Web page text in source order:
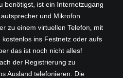
benötigst, ist ein Internetzugang
und Mikrofon.
zu einem virtuellen Telefon, mit
ins Festnetz oder aufs
das ist noch nicht alles!
der Registrierung zu
Ausland telefonieren. Die